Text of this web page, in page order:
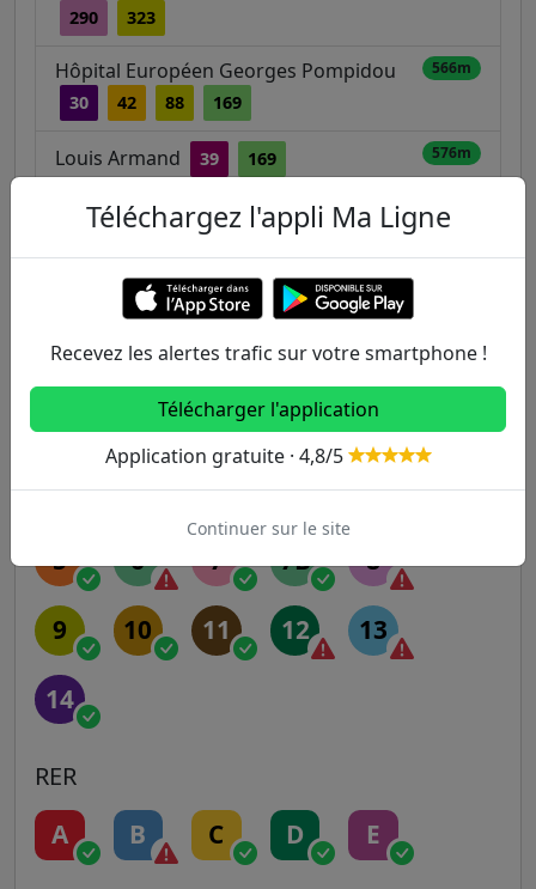
290 323
Hôpital Européen Georges Pompidou
30 42 88 169
566m
Louis Armand 39 169 576m
Colonel Pierre Avia 39 169 631m
697m
Autres lignes
Metro
1 2 3 3B 4
5 6 7 7B 8
9 10 11 12 13
14
RER
A B C D E
Téléchargez l'appli Ma Ligne
Recevez les alertes trafic sur votre smartphone !
Télécharger l'application
Application gratuite · 4,8/5
Continuer sur le site